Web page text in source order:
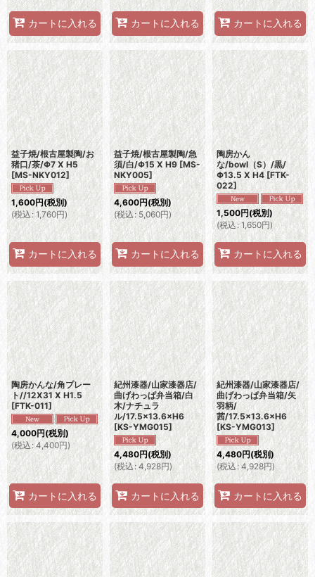
カートに入れる カートに入れる カートに入れる
益子焼/根古屋製陶/お
猪口/茶/Φ7 X H5
[MS-NKY012]
1,600円(税別)
(税込 : 1,760円)
カートに入れる
益子焼/根古屋製陶/急
須/白/Φ15 X H9 [MS-
NKY005]
4,600円(税別)
(税込 : 5,060円)
カートに入れる
陶房かん
な/bowl（S）/黒/
Φ13.5 X H4 [FTK-
022]
1,500円(税別)
(税込: 1,650円)
カートに入れる
陶房かんな/角プレー
ト//12X31 X H1.5
[FTK-011]
4,000円(税別)
(税込 : 4,400円)
カートに入れる
紀州漆器/山家漆器店/
曲げわっぱ弁当箱/白
木/ナチュラ
ル/17.5×13.6×H6
[KS-YMG015]
4,480円(税別)
(税込: 4,928円)
カートに入れる
紀州漆器/山家漆器店/
曲げわっぱ弁当箱/矢
羽柄/
茜/17.5×13.6×H6
[KS-YMG013]
4,480円(税別)
(税込: 4,928円)
カートに入れる